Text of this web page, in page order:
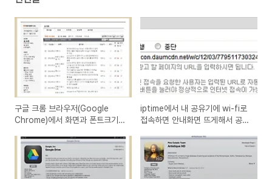
구글 크롬 브라우저(Google
Chrome)에서 화면과 폰트크기가
에 단축키로 해결하는 방법
iptime에서 내 공유기에 wi-fi로
접속하면 안내화면 뜨게해서 공지